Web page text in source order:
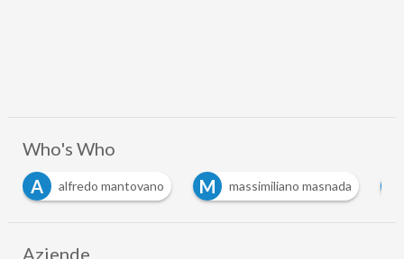
Who's Who
M massimiliano masnada M Matteo Piantedosi
Aziende